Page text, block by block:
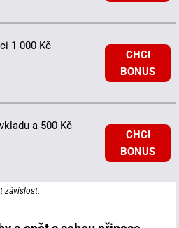
1 000 Kč
CHCI
BONUS
a 500 Kč
CHCI
BONUS
závislost.